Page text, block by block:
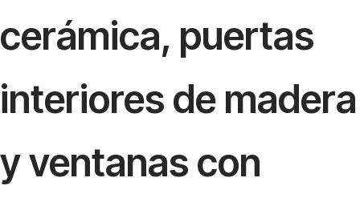
cerámica, puertas
interiores de madera
y ventanas con